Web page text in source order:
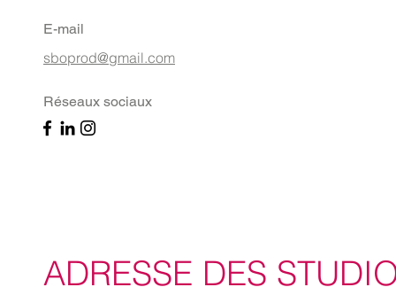
E-mail
sboprod@gmail.com
Réseaux sociaux
ADRESSE DES